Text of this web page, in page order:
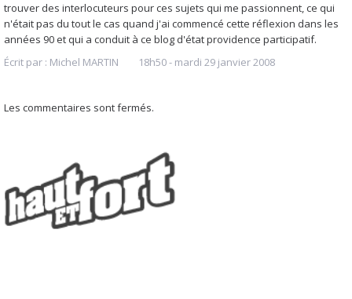
trouver des interlocuteurs pour ces sujets qui me passionnent, ce qui
n'était pas du tout le cas quand j'ai commencé cette réflexion dans les
années 90 et qui a conduit à ce blog d'état providence participatif.
Écrit par : Michel MARTIN 18h50- mardi 29 janvier 2008
Les commentaires sont fermés.